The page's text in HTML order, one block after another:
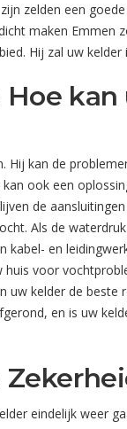
zelden een
maken
Hij zal uw
kan de
ook een
de
Als de
en
voor
kelder de
en is uw
eindelijk weer